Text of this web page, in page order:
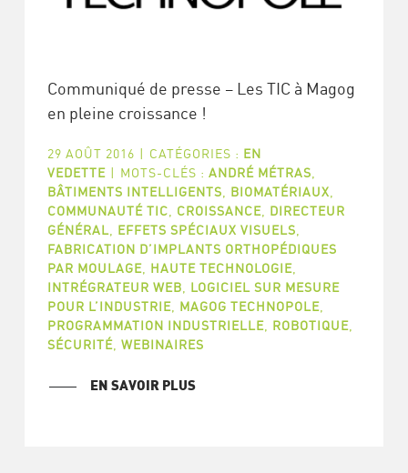
Communiqué de presse – Les TIC à Magog
en pleine croissance !
29 AOÛT 2016 | CATÉGORIES : EN
VEDETTE | MOTS-CLÉS : ANDRÉ MÉTRAS
BÂTIMENTS INTELLIGENTS
BIOMATÉRIAUX
COMMUNAUTÉ TIC
CROISSANCE, DIRECTEUR
GÉNÉRAL
EFFETS SPÉCIAUX VISUELS
FABRICATION D’IMPLANTS ORTHOPÉDIQUES
PAR MOULAGE, HAUTE TECHNOLOGIE,
INTRÉGRATEUR WEB
LOGICIEL SUR MESURE
POUR L’INDUSTRIE, MAGOG TECHNOPOLE,
PROGRAMMATION INDUSTRIELLE, ROBOTIQUE,
SÉCURITÉ, WEBINAIRES
EN SAVOIR PLUS